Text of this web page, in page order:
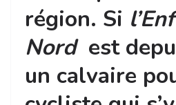
région. Si
Nord est
un calvaire